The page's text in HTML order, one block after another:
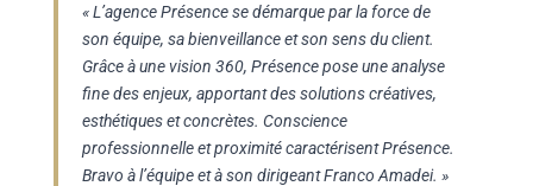
« L’agence Présence se démarque par la force de
son équipe, sa bienveillance et son sens du client.
Grâce à une vision 360, Présence pose une analyse
fine des enjeux, apportant des solutions créatives,
esthétiques et concrètes. Conscience
professionnelle et proximité caractérisent Présence.
Bravo à l’équipe et à son dirigeant Franco Amadei. »